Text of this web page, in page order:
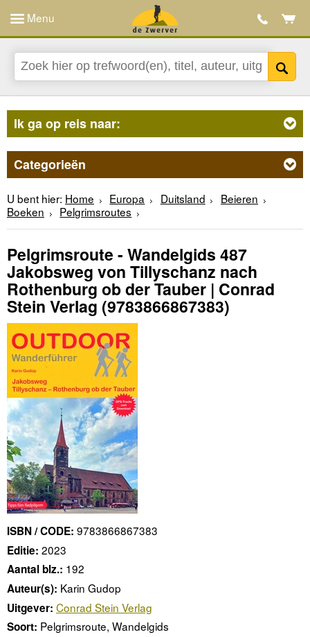
Menu
Ik ga op reis naar:
Categorieën
U bent hier: Home Europa Duitsland
Beieren
Boeken
Pelgrimsroutes
Pelgrimsroute - Wandelgids 487
Jakobsweg von Tillyschanz nach
Rothenburg ob der Tauber | Conrad
Stein Verlag (9783866867383)
ISBN / CODE: 9783866867383
Editie: 2023
Aantal blz.: 192
Auteur(s): Karin Gudop
Uitgever: Conrad Stein Verlag
Soort: Pelgrimsroute, Wandelgids